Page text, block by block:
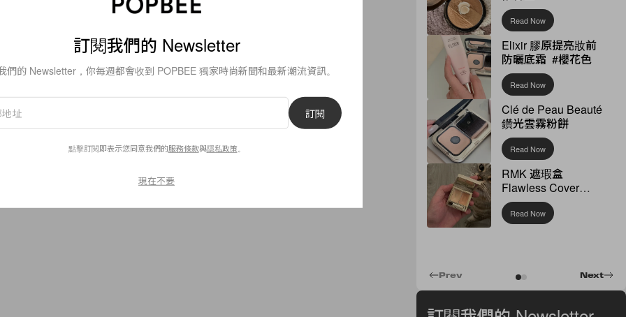
2020年7月28日
9 0
Read Now
Elixir 膠原提亮妝前
防曬底霜 #櫻花色
Read Now
Clé de Peau Beauté
鑽光雲霧粉餅
Read Now
RMK 遮瑕盒
Flawless Cover
Concealer
Read Now
Next
Prev
訂閱我們的 Newsletter
們的 Newsletter，你每週都會收到 POPBEE 獨家時尚新聞和最新潮流資訊。
訂閱
點擊訂閱即表示您同意我們的服務條款與隱私政策
現在不要